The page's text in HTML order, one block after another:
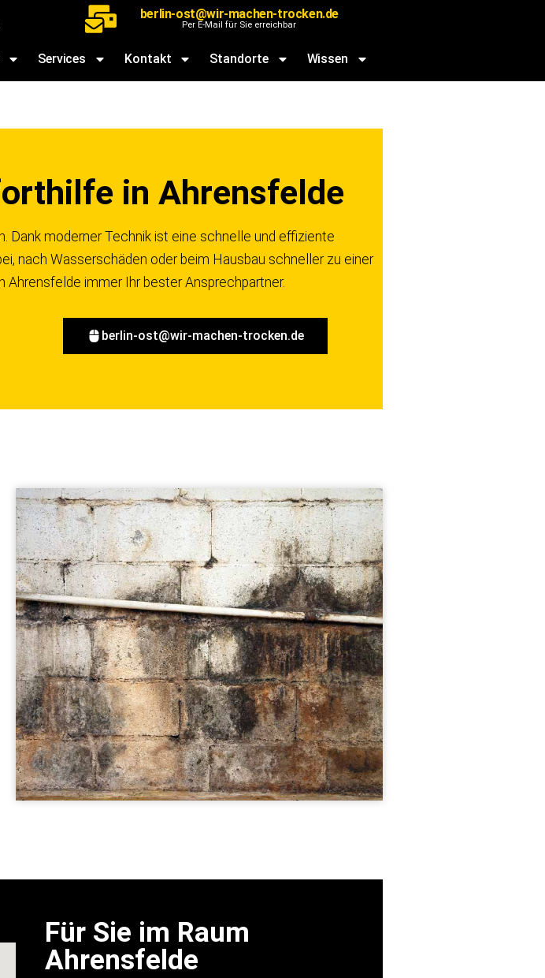
berlin-ost@wir-machen-trocken.de
Per E-Mail für Sie erreichbar
Services Kontakt Standorte Wissen
in Ahrensfelde
Dank moderner Technik ist eine schnelle und effiziente
nach Wasserschäden oder beim Hausbau schneller zu einer
Ahrensfelde immer Ihr bester Ansprechpartner.
berlin-ost@wir-machen-trocken.de
Für Sie im Raum
Ahrensfelde